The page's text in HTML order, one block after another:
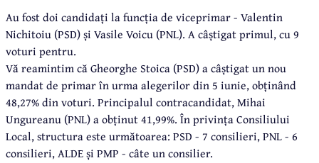
Au fost doi candidați la funcția de viceprimar - Valentin
Nichitoiu (PSD) și Vasile Voicu (PNL). A câștigat primul, cu 9
voturi pentru.
Vă reamintim că Gheorghe Stoica (PSD) a câștigat un nou
mandat de primar în urma alegerilor din 5 iunie, obținând
48,27% din voturi. Principalul contracandidat, Mihai
Ungureanu (PNL) a obținut 41,99%. În privința Consiliului
Local, structura este următoarea: PSD - 7 consilieri, PNL - 6
consilieri, ALDE și PMP - câte un consilier.